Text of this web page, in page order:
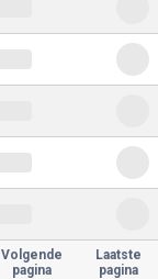
Volgende
pagina
Laatste
pagina